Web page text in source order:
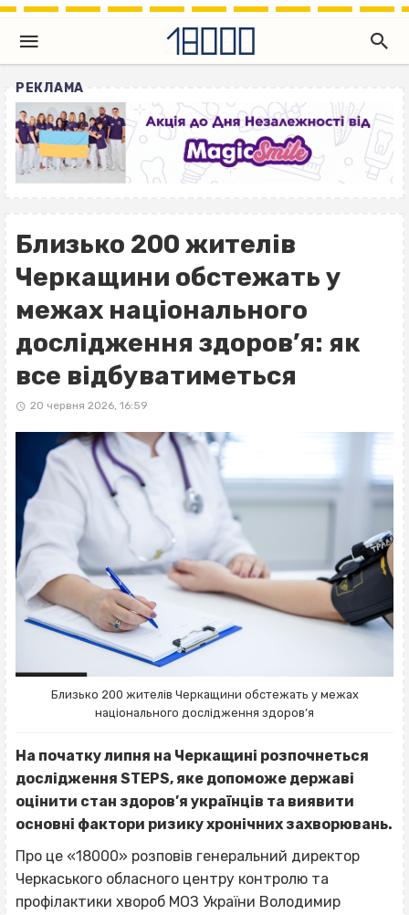
РЕКЛАМА
Близько 200 жителів
Черкащини обстежать у
межах національного
дослідження здоров’я: як
все відбуватиметься
20 червня 2026, 16:59
Близько 200 жителів Черкащини обстежать у межах
національного дослідження здоров’я
На початку липня на Черкащині розпочнеться
дослідження STEPS, яке допоможе державі
оцінити стан здоров’я українців та виявити
основні фактори ризику хронічних захворювань.
Про це «18000» розповів генеральний директор
Черкаського обласного центру контролю та
профілактики хвороб МОЗ України Володимир